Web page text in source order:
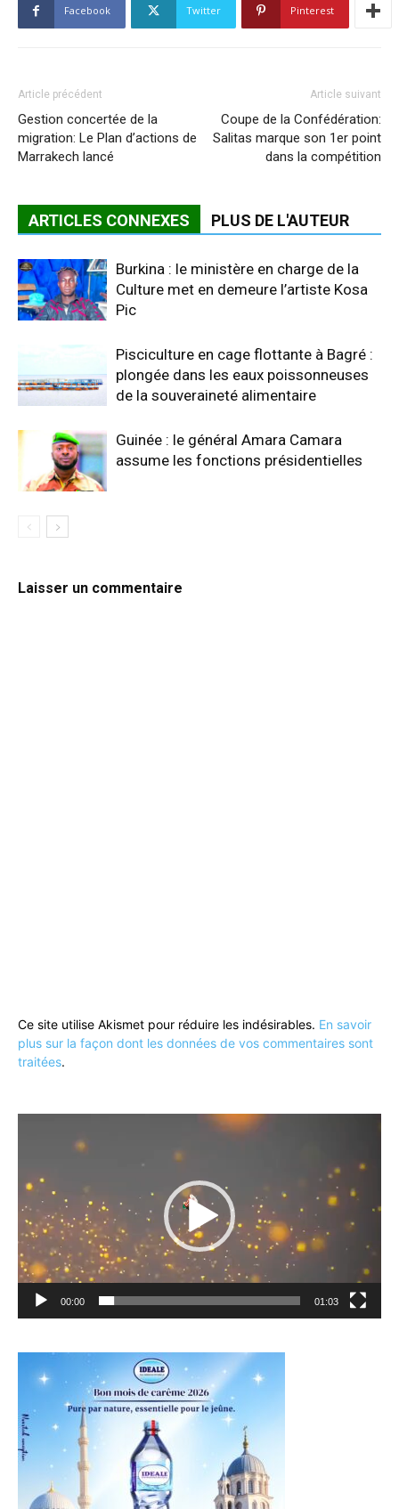
Facebook Twitter Pinterest
Article précédent
Gestion concertée de la
migration: Le Plan d’actions de
Marrakech lancé
Article suivant
Coupe de la Confédération:
Salitas marque son 1er point
dans la compétition
ARTICLES CONNEXES PLUS DE L'AUTEUR
Burkina : le ministère en charge de la
Culture met en demeure l’artiste Kosa
Pic
Pisciculture en cage flottante à Bagré :
plongée dans les eaux poissonneuses
de la souveraineté alimentaire
Guinée : le général Amara Camara
assume les fonctions présidentielles
Laisser un commentaire
Ce site utilise Akismet pour réduire les indésirables. En savoir
plus sur la façon dont les données de vos commentaires sont
traitées.
00:00 01:03